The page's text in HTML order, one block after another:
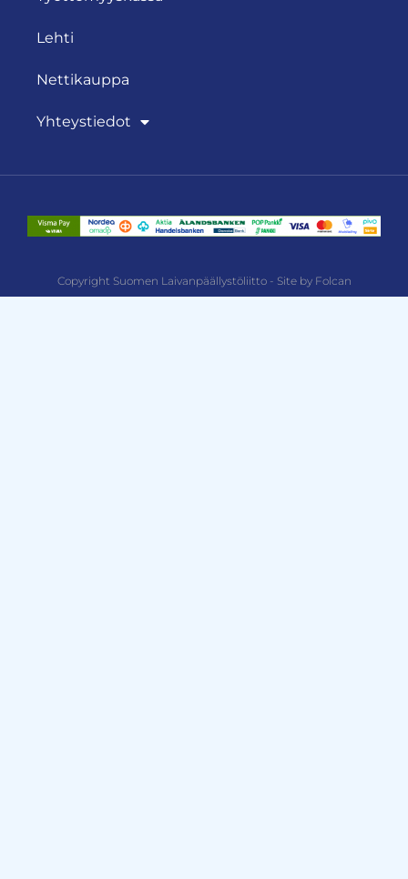
Lehti
Nettikauppa
Yhteystiedot
Copyright Suomen Laivanpäällystöliitto - Site by Folcan